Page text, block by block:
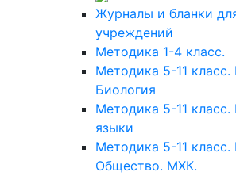
Журналы и бланки
учреждений
Методика 1-4 класс.
Методика 5-11 класс.
Биология
Методика 5-11
языки
Методика 5-11 класс.
Общество. МХК.